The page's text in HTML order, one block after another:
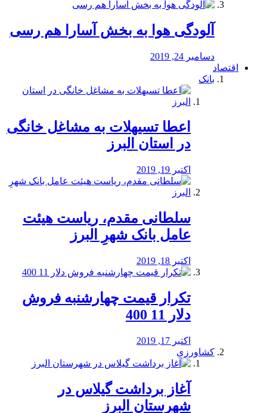
آلودگی هوا به بخش آسارا هم رسی
دسامبر 24, 2019
اقتصاد
بانک
️اعطا تسیهلات به مشاغل خانگی
در استان البرز
اکتبر 19, 2019
سلطانی مقدم، ریاست هیئت
عامل بانک شهرِ البرز
اکتبر 18, 2019
تکرار قیمت چهارشنبه فروش
دلار 11 400
اکتبر 17, 2019
کشاورزی
آغاز برداشت گیلاس در
شهرستان البرز